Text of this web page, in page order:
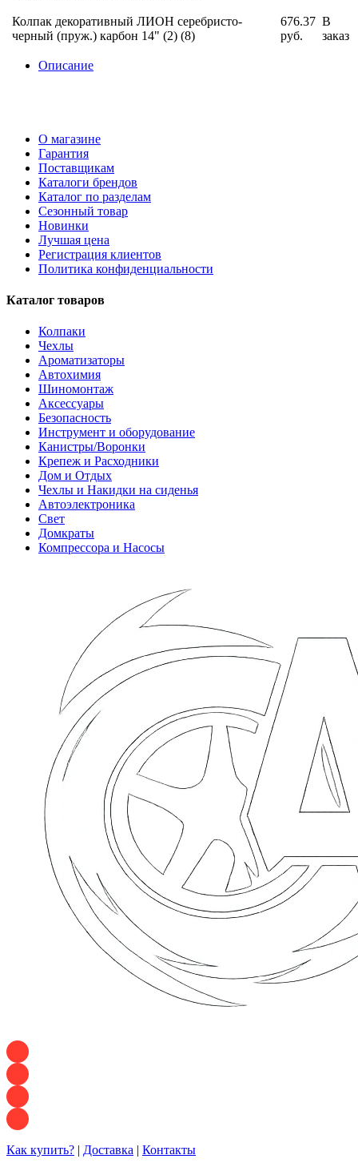
Колпак декоративный ЛИОН серебристо-
черный (пруж.) карбон 14" (2) (8)
676.37
руб.
В
заказ
Описание
О магазине
Гарантия
Поставщикам
Каталоги брендов
Каталог по разделам
Сезонный товар
Новинки
Лучшая цена
Регистрация клиентов
Политика конфиденциальности
Каталог товаров
Колпаки
Чехлы
Ароматизаторы
Автохимия
Шиномонтаж
Аксессуары
Безопасность
Инструмент и оборудование
Канистры/Воронки
Крепеж и Расходники
Дом и Отдых
Чехлы и Накидки на сиденья
Автоэлектроника
Свет
Домкраты
Компрессора и Насосы
Как купить? | Доставка | Контакты